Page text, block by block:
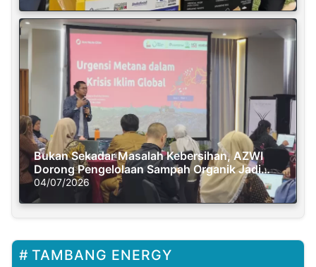
Bukan Sekadar Masalah Kebersihan, AZWI
Dorong Pengelolaan Sampah Organik Jadi
Solusi Krisis Iklim
04/07/2026
TAMBANG ENERGY